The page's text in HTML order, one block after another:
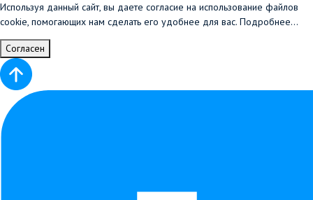
Используя данный сайт, вы даете согласие на использование файлов
cookie, помогающих нам сделать его удобнее для вас. Подробнее...
Согласен